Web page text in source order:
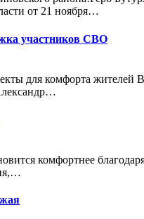
от 21 ноября…
участников СВО
для комфорта жителей
комфортнее